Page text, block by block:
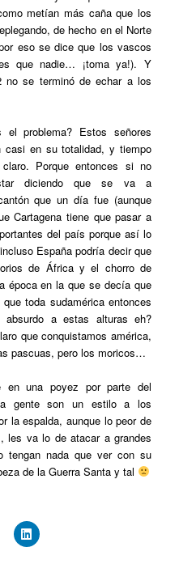
metían más caña que los
de hecho en el Norte
eso se dice que los vascos
que nadie… ¡toma ya!). Y
no se terminó de echar a los
problema? Estos señores
casi en su totalidad, y tiempo
Porque entonces si no
diciendo que se va a
que un día fue (aunque
Cartagena tiene que pasar a
del país porque así lo
España podría decir que
de África y el chorro de
época en la que se decía que
toda sudamérica entonces
a estas alturas eh?
que conquistamos américa,
pascuas, pero los moricos…
en una poyez por parte del
gente son un estilo a los
la espalda, aunque lo peor de
les va lo de atacar a grandes
tengan nada que ver con su
de la Guerra Santa y tal